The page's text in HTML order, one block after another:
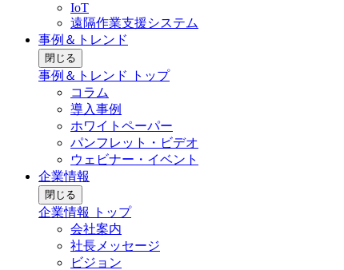
IoT
遠隔作業支援システム
事例＆トレンド
閉じる
事例＆トレンド トップ
コラム
導入事例
ホワイトペーパー
パンフレット・ビデオ
ウェビナー・イベント
企業情報
閉じる
企業情報 トップ
会社案内
社長メッセージ
ビジョン